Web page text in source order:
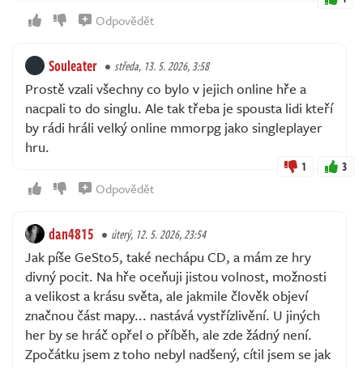
Odpovědět
Souleater středa, 13. 5. 2026, 3:58
Prostě vzali všechny co bylo v jejich online hře a
nacpali to do singlu. Ale tak třeba je spousta lidi kteří
by rádi hráli velký online mmorpg jako singleplayer
hru.
1 3
Odpovědět
dan4815 úterý, 12. 5. 2026, 23:54
Jak píše GeSto5, také nechápu CD, a mám ze hry
divný pocit. Na hře oceňuji jistou volnost, možnosti
a velikost a krásu světa, ale jakmile člověk objeví
značnou část mapy... nastává vystřízlivění. U jiných
her by se hráč opřel o příběh, ale zde žádný není.
Zpočátku jsem z toho nebyl nadšený, cítil jsem se jak